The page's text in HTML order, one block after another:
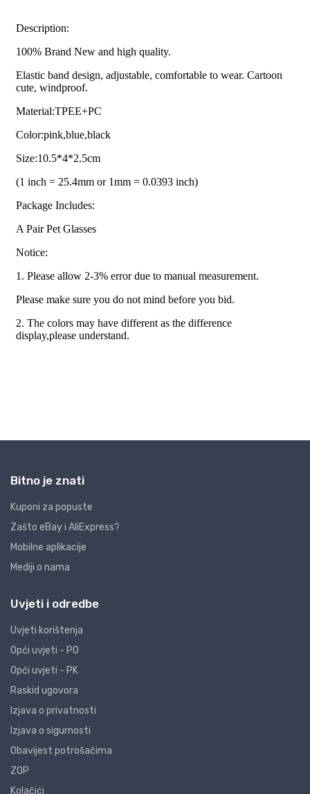
Bitno je znati
Kuponi za popuste
Zašto eBay i AliExpress?
Mobilne aplikacije
Mediji o nama
Uvjeti i odredbe
Uvjeti korištenja
Opći uvjeti - PO
Opći uvjeti - PK
Raskid ugovora
Izjava o privatnosti
Izjava o sigurnosti
Obavijest potrošačima
ZOP
Kolačići